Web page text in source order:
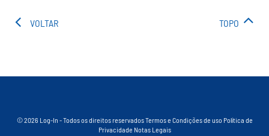
VOLTAR TOPO
© 2026 Log-In - Todos os direitos reservadosTermos e Condições de uso Política de
Privacidade Notas Legais